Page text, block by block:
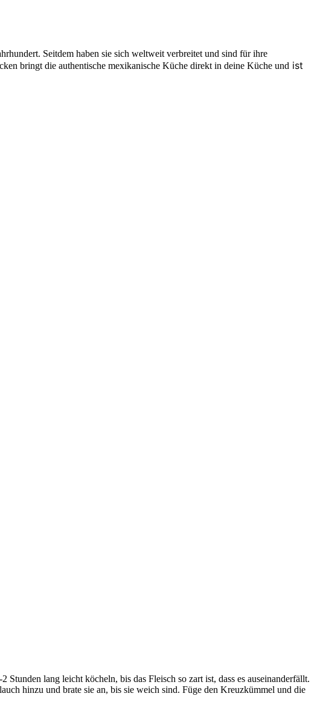
Seitdem haben sie sich weltweit verbreitet und sind für ihre
bringt die authentische mexikanische Küche direkt in deine Küche und ist
lang leicht köcheln, bis das Fleisch so zart ist, dass es auseinanderfällt.
hinzu und brate sie an, bis sie weich sind. Füge den Kreuzkümmel und die